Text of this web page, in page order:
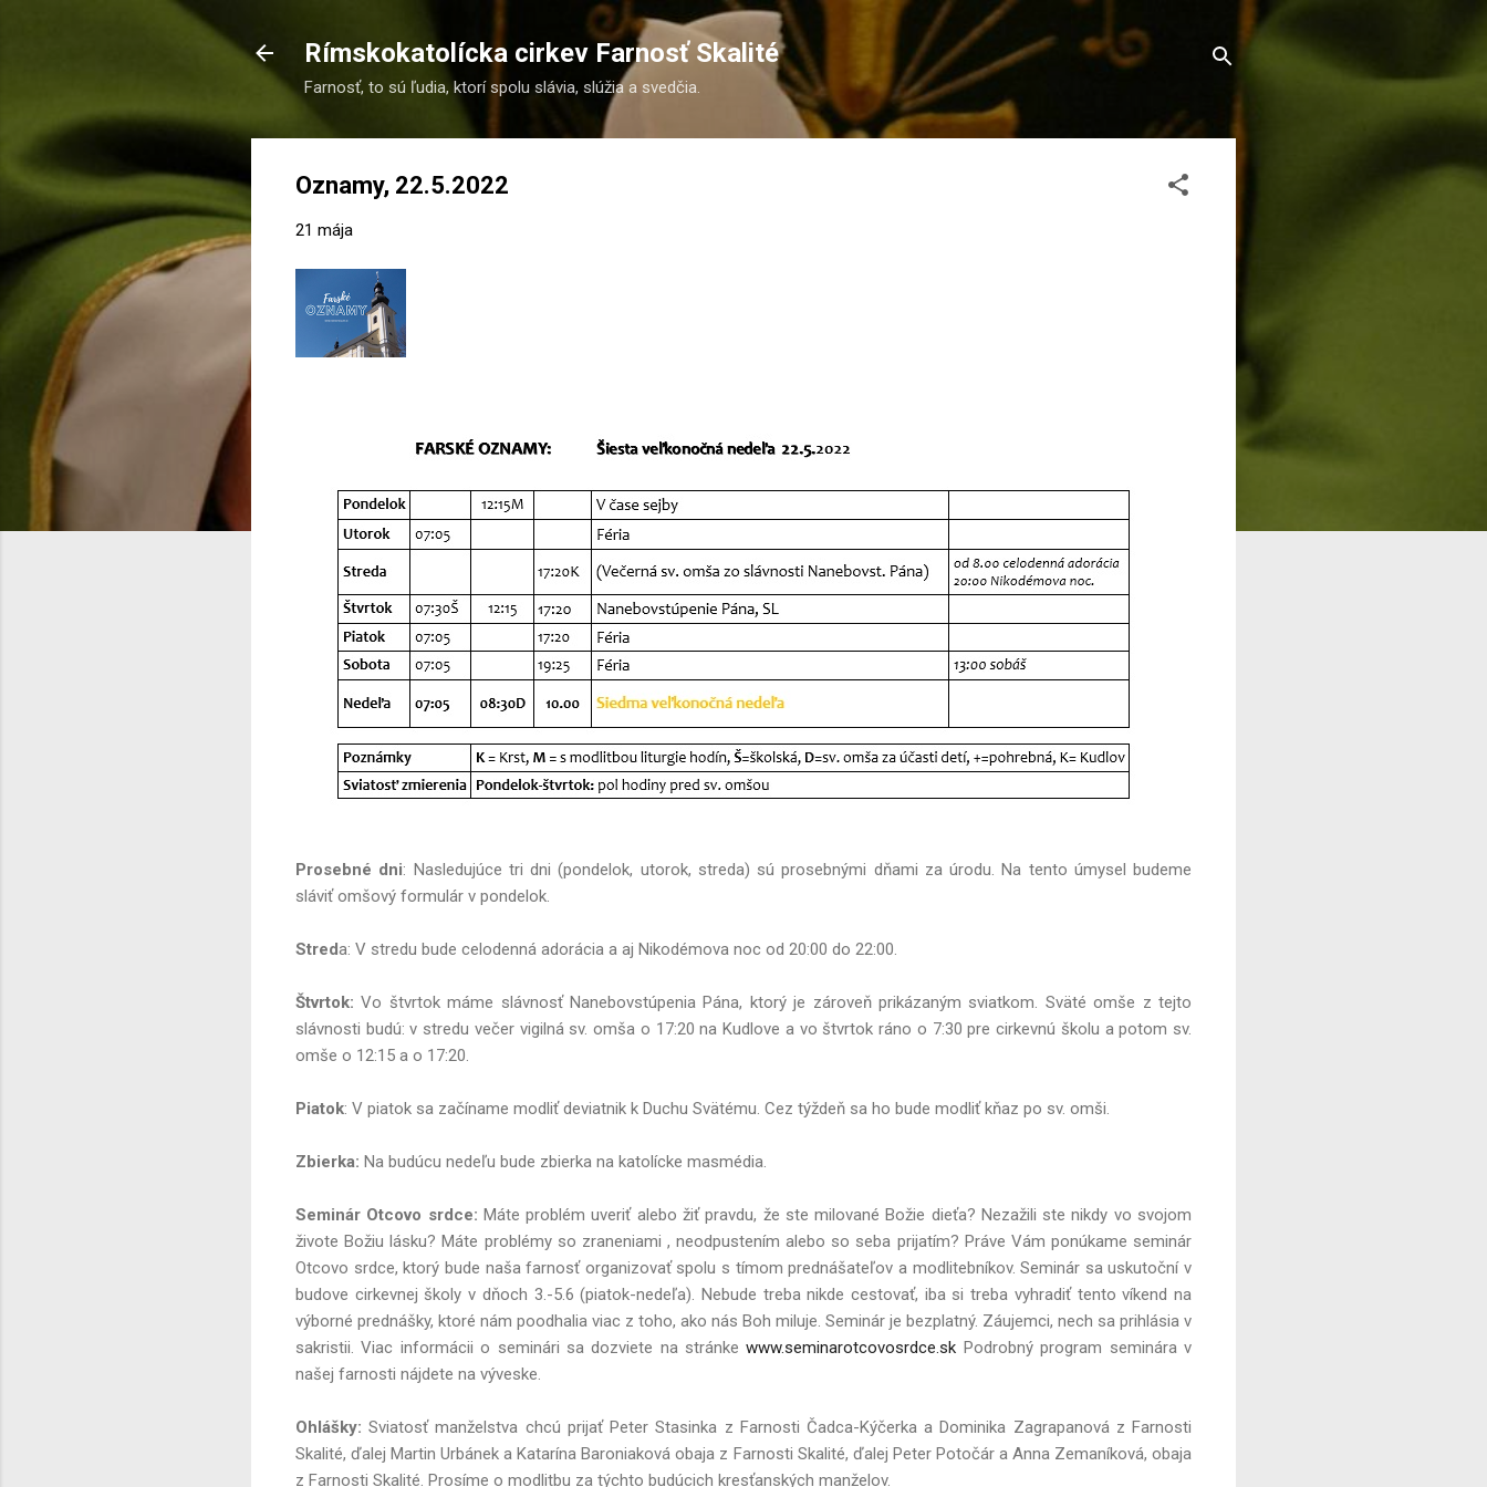
Preskočiť na hlavný obsah
Rímskokatolícka cirkev Farnosť Skalité
Farnosť, to sú ľudia, ktorí spolu slávia, slúžia a svedčia.
Oznamy, 22.5.2022
21 mája
Prosebné dni: Nasledujúce tri dni (pondelok, utorok, streda) sú prosebnými dňami za úrodu. Na tento úmysel budeme
sláviť omšový formulár v pondelok.
Streda: V stredu bude celodenná adorácia a aj Nikodémova noc od 20:00 do 22:00.
Štvrtok:Vo štvrtok máme slávnosť Nanebovstúpenia Pána, ktorý je zároveň prikázaným sviatkom. Sväté omše z tejto
slávnosti budú: v stredu večer vigilná sv. omša o 17:20 na Kudlove a vo štvrtok ráno o 7:30 pre cirkevnú školu a potom sv.
omše o 12:15 a o 17:20.
Piatok: V piatok sa začíname modliť deviatnik k Duchu Svätému. Cez týždeň sa ho bude modliť kňaz po sv. omši.
Zbierka: Na budúcu nedeľu bude zbierka na katolícke masmédia.
Seminár Otcovo srdce: Máte problém uveriť alebo žiť pravdu, že ste milované Božie dieťa? Nezažili ste nikdy vo svojom
živote Božiu lásku? Máte problémy so zraneniami , neodpustením alebo so seba prijatím? Práve Vám ponúkame seminár
Otcovo srdce, ktorý bude naša farnosť organizovať spolu s tímom prednášateľov a modlitebníkov. Seminár sa uskutoční v
budove cirkevnej školy v dňoch 3.-5.6 (piatok-nedeľa). Nebude treba nikde cestovať, iba si treba vyhradiť tento víkend na
výborné prednášky, ktoré nám poodhalia viac z toho, ako nás Boh miluje. Seminár je bezplatný. Záujemci, nech sa prihlásia v
sakristii. Viac informácii o seminári sa dozviete na stránkewww.seminarotcovosrdce.sk Podrobný program seminára v
našej farnosti nájdete na výveske.
Ohlášky:Sviatosť manželstva chcú prijať Peter Stasinka z Farnosti Čadca-Kýčerka a Dominika Zagrapanová z Farnosti
Skalité, ďalej Martin Urbánek a Katarína Baroniaková obaja z Farnosti Skalité, ďalej Peter Potočár a Anna Zemaníková, obaja
z Farnosti Skalité. Prosíme o modlitbu za týchto budúcich kresťanských manželov.